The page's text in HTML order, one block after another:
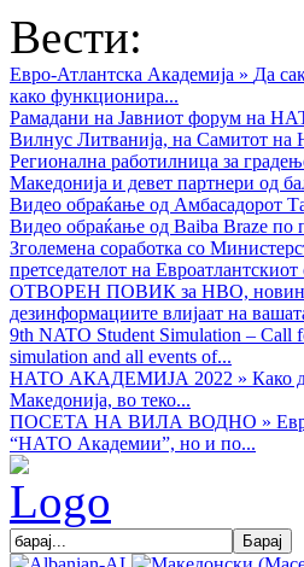
Вести:
Евро-Атлантска Академија » Да
како функционира...
Рамадани на Јавниот форум на
Вилнус Литванија, на Самитот на
Регионална работилница за
Македонија и девет партнери од
Видео обраќањe од Амбасадорот
Видео обраќање од Baiba Braze по
Зголемена соработка со
претседателот на
ОТВОРЕН ПОВИК за НВО,
дезинформациите влијаат на
9th NATO Student Simulation – Call
simulation and all events of...
НАТО АКАДЕМИЈА 2022 » Како
Македонија, во теко...
ПОСЕТА НА ВИЛА ВОДНО »
“НАТО Академии”, но и по...